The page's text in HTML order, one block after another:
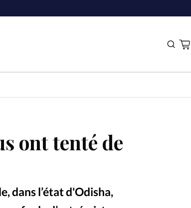
Faire un don
ont tenté de
dans l’état d'Odisha,